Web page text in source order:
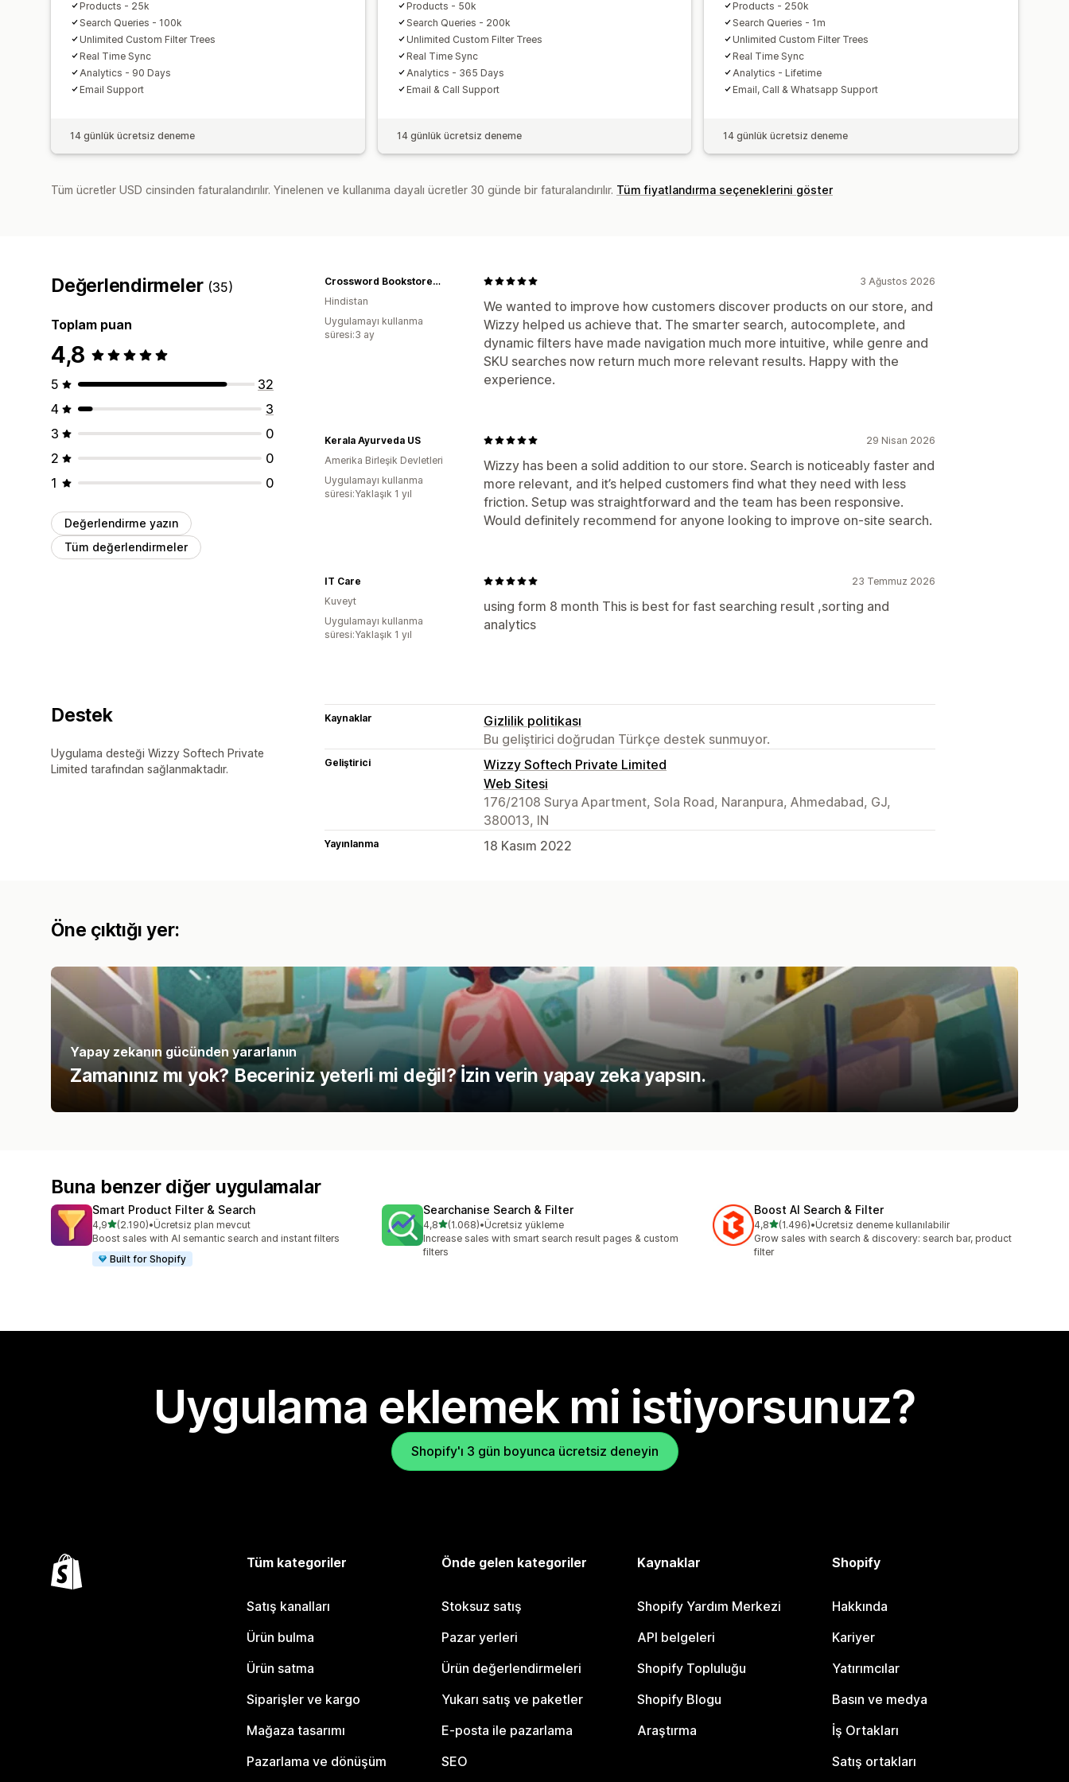
Products - 25k
Search Queries - 100k
Unlimited Custom Filter Trees
Real Time Sync
Analytics - 90 Days
Email Support
14 günlük ücretsiz deneme
Products - 50k
Search Queries - 200k
Unlimited Custom Filter Trees
Real Time Sync
Analytics - 365 Days
Email & Call Support
14 günlük ücretsiz deneme
Products - 250k
Search Queries - 1m
Unlimited Custom Filter Trees
Real Time Sync
Analytics - Lifetime
Email, Call & Whatsapp Support
14 günlük ücretsiz deneme
Tüm ücretler USD cinsinden faturalandırılır. Yinelenen ve kullanıma dayalı ücretler 30 günde bir faturalandırılır. Tüm fiyatlandırma seçeneklerini göster
Değerlendirmeler (35)
Toplam puan
4,8
5
32
4
3
3
0
2
0
1
0
Değerlendirme yazın
Tüm değerlendirmeler
3 Ağustos 2026
We wanted to improve how customers discover products on our store, and
Wizzy helped us achieve that. The smarter search, autocomplete, and
dynamic filters have made navigation much more intuitive, while genre and
SKU searches now return much more relevant results. Happy with the
experience.
Crossword Bookstores, Dubai
Hindistan
Uygulamayı kullanma
süresi:3 ay
29 Nisan 2026
Wizzy has been a solid addition to our store. Search is noticeably faster and
more relevant, and it’s helped customers find what they need with less
friction. Setup was straightforward and the team has been responsive.
Would definitely recommend for anyone looking to improve on-site search.
Kerala Ayurveda US
Amerika Birleşik Devletleri
Uygulamayı kullanma
süresi:Yaklaşık 1 yıl
23 Temmuz 2026
using form 8 month This is best for fast searching result ,sorting and
analytics
IT Care
Kuveyt
Uygulamayı kullanma
süresi:Yaklaşık 1 yıl
Destek
Uygulama desteği Wizzy Softech Private
Limited tarafından sağlanmaktadır.
Kaynaklar
Gizlilik politikası
Bu geliştirici doğrudan Türkçe destek sunmuyor.
Geliştirici
Wizzy Softech Private Limited
Web Sitesi
176/2108 Surya Apartment, Sola Road, Naranpura, Ahmedabad, GJ,
380013, IN
Yayınlanma 18 Kasım 2022
Öne çıktığı yer:
Yapay zekanın gücünden yararlanın
Zamanınız mı yok? Beceriniz yeterli mi değil? İzin verin yapay zeka yapsın.
Buna benzer diğer uygulamalar
Smart Product Filter & Search
4,95 yıldız üzerinden
(2.190)
toplam 2190 değerlendirme
•Ücretsiz plan mevcut
Boost sales with AI semantic search and instant filters
Built for Shopify
Searchanise Search & Filter
4,85 yıldız üzerinden
(1.068)
toplam 1068 değerlendirme
•Ücretsiz yükleme
Increase sales with smart search result pages & custom
filters
Boost AI Search & Filter
4,85 yıldız üzerinden
(1.496)
toplam 1496 değerlendirme
•Ücretsiz deneme kullanılabilir
Grow sales with search & discovery: search bar, product
filter
Uygulama eklemek mi istiyorsunuz?
Shopify'ı 3 gün boyunca ücretsiz deneyin
Tüm kategoriler
Satış kanalları
Ürün bulma
Ürün satma
Siparişler ve kargo
Mağaza tasarımı
Pazarlama ve dönüşüm
Önde gelen kategoriler
Stoksuz satış
Pazar yerleri
Ürün değerlendirmeleri
Yukarı satış ve paketler
E-posta ile pazarlama
SEO
Kaynaklar
Shopify Yardım Merkezi
API belgeleri
Shopify Topluluğu
Shopify Blogu
Araştırma
Shopify
Hakkında
Kariyer
Yatırımcılar
Basın ve medya
İş Ortakları
Satış ortakları